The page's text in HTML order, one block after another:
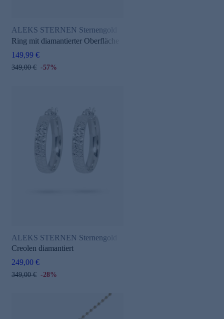
ALEKS STERNEN Sternengold
Ring mit diamantierter Oberfläche
149,99 €
349,00 € -57%
ALEKS STERNEN Sternengold
Creolen diamantiert
249,00 €
349,00 € -28%